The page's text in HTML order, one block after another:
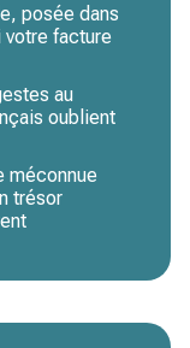
posée dans
votre facture
au
oublient
méconnue
trésor